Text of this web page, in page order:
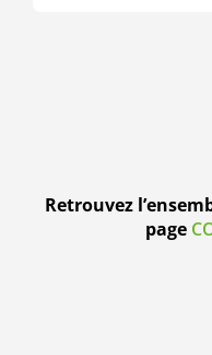
Retrouvez
page